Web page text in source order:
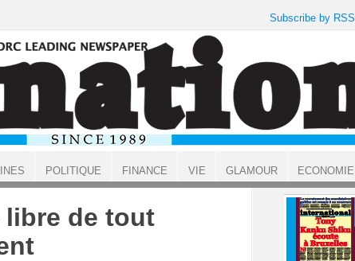
libre de tout
Subscribe by RSS
POLITIQUE FINANCE VIE GLAMOUR ECONOMIE